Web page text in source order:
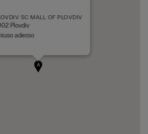
A
SC MALL OF PLOVDIV
Plovdiv
adesso